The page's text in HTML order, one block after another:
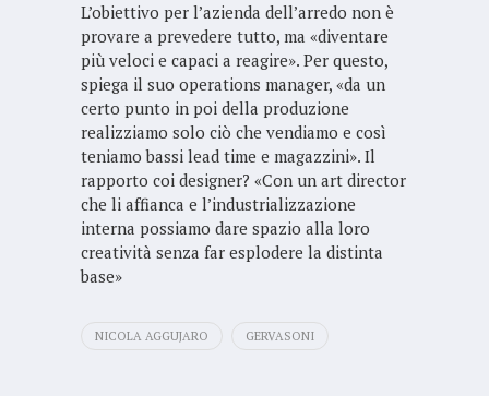
L’obiettivo per l’azienda dell’arredo non è
provare a prevedere tutto, ma «diventare
più veloci e capaci a reagire». Per questo,
spiega il suo operations manager, «da un
certo punto in poi della produzione
realizziamo solo ciò che vendiamo e così
teniamo bassi lead time e magazzini». Il
rapporto coi designer? «Con un art director
che li affianca e l’industrializzazione
interna possiamo dare spazio alla loro
creatività senza far esplodere la distinta
base»
NICOLA AGGUJARO GERVASONI